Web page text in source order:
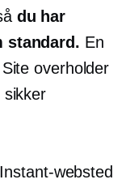
du har
standard. En
overholder
sikker
websted